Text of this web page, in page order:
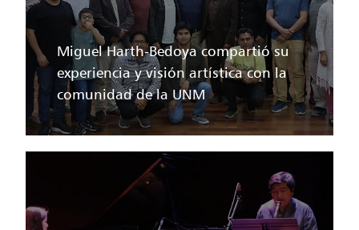
Miguel Harth-Bedoya compartió su
experiencia y visión artística con la
comunidad de la UNM